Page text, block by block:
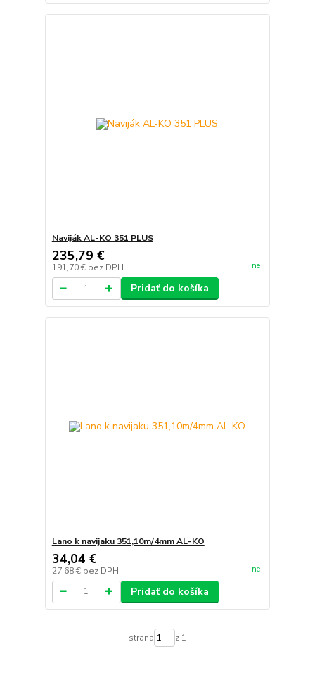
Naviják AL-KO 351 PLUS
235,79 €
191,70 € bez DPH ne
Pridať do košíka
Lano k navijaku 351,10m/4mm AL-KO
34,04 €
27,68 € bez DPH ne
Pridať do košíka
strana z 1